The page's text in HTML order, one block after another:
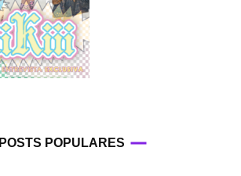
POSTS POPULARES